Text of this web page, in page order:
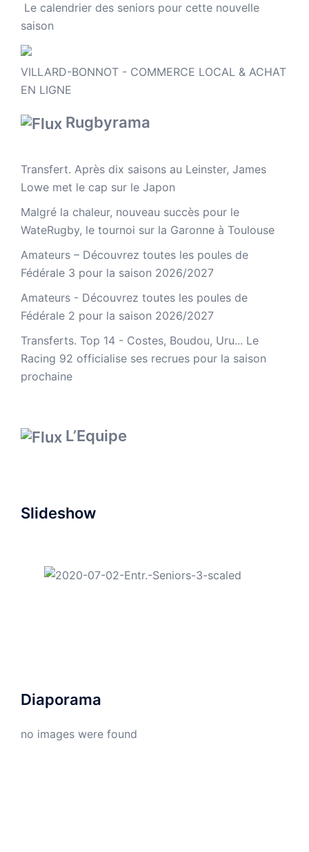
Le calendrier des seniors pour cette nouvelle
saison
VILLARD-BONNOT - COMMERCE LOCAL & ACHAT
EN LIGNE
Rugbyrama
Transfert. Après dix saisons au Leinster, James
Lowe met le cap sur le Japon
Malgré la chaleur, nouveau succès pour le
WateRugby, le tournoi sur la Garonne à Toulouse
Amateurs – Découvrez toutes les poules de
Fédérale 3 pour la saison 2026/2027
Amateurs - Découvrez toutes les poules de
Fédérale 2 pour la saison 2026/2027
Transferts. Top 14 - Costes, Boudou, Uru... Le
Racing 92 officialise ses recrues pour la saison
prochaine
L’Equipe
Slideshow
Diaporama
no images were found